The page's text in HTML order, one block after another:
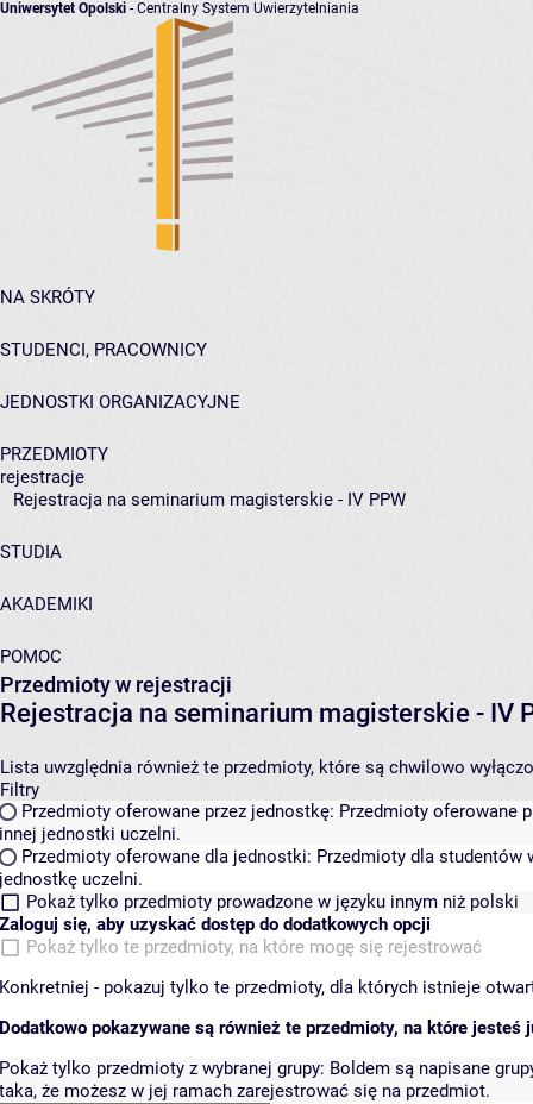
Uniwersytet Opolski - Centralny System Uwierzytelniania
NA SKRÓTY
STUDENCI, PRACOWNICY
JEDNOSTKI ORGANIZACYJNE
PRZEDMIOTY
rejestracje
Rejestracja na seminarium magisterskie - IV PPW
STUDIA
AKADEMIKI
POMOC
Przedmioty w rejestracji
Rejestracja na seminarium magisterskie - IV
Lista uwzględnia również te przedmioty, które są chwilowo
Filtry
Przedmioty oferowane przez jednostkę: Przedmioty oferowane
innej jednostki uczelni.
Przedmioty oferowane dla jednostki: Przedmioty dla studentów
jednostkę uczelni.
Pokaż tylko przedmioty prowadzone w języku innym niż polski
Zaloguj się, aby uzyskać dostęp do dodatkowych opcji
Pokaż tylko te przedmioty, na które mogę się rejestrować
Konkretniej - pokazuj tylko te przedmioty, dla których istnieje
Dodatkowo pokazywane są również te przedmioty, na które jesteś
Pokaż tylko przedmioty z wybranej grupy: Boldem są napisane
taka, że możesz w jej ramach zarejestrować się na przedmiot.